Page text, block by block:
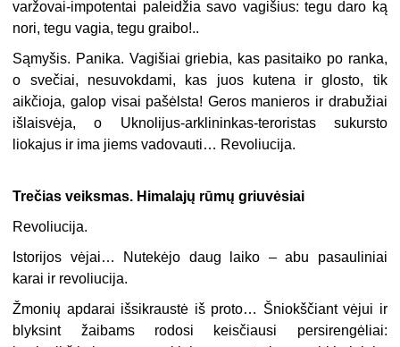
varžovai-impotentai paleidžia savo vagišius: tegu daro ką
nori, tegu vagia, tegu graibo!..
Sąmyšis. Panika. Vagišiai griebia, kas pasitaiko po ranka,
o svečiai, nesuvokdami, kas juos kutena ir glosto, tik
aikčioja, galop visai pašėlsta! Geros manieros ir drabužiai
išlaisvėja, o Uknolijus-arklininkas-teroristas sukursto
liokajus ir ima jiems vadovauti… Revoliucija.
Trečias veiksmas. Himalajų rūmų griuvėsiai
Revoliucija.
Istorijos vėjai… Nutekėjo daug laiko – abu pasauliniai
karai ir revoliucija.
Žmonių apdarai išsikraustė iš proto… Šniokščiant vėjui ir
blyksint žaibams rodosi keisčiausi persirengėliai: